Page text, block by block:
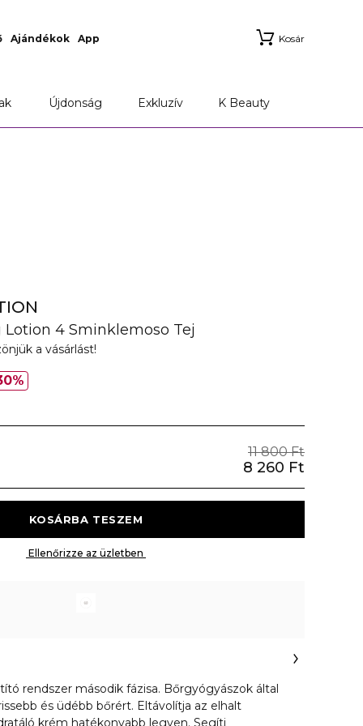
Ajándékok App Kosár
Újdonság Exkluzív K Beauty
4 Sminklemoso Tej
a vásárlást!
11 800 Ft
8 260 Ft
rendszer második fázisa. Bőrgyógyászok által
és üdébb bőrért. Eltávolítja az elhalt
krém hatékonyabb legyen. Segíti